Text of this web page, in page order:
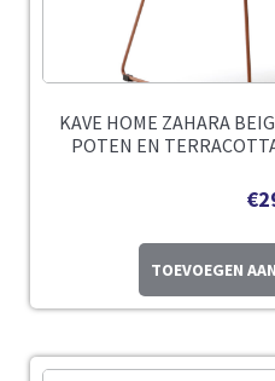
KAVE HOME ZAHARA
POTEN EN
€
TOEVOEGEN